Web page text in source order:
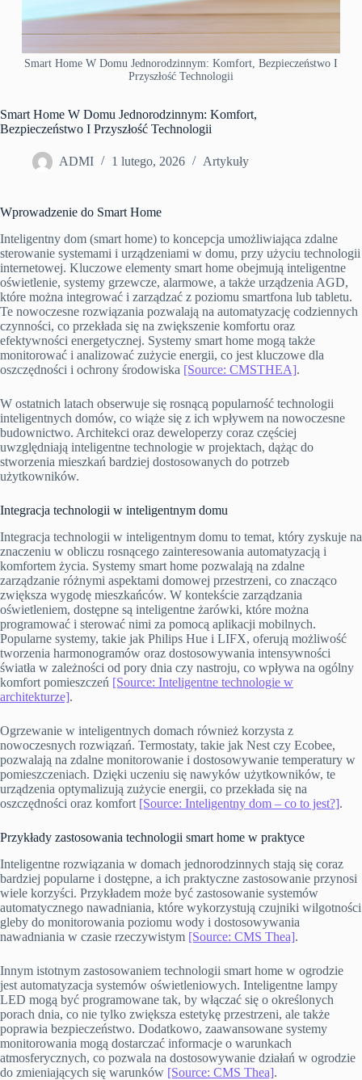
Smart Home W Domu Jednorodzinnym: Komfort, Bezpieczeństwo I
Przyszłość Technologii
Smart Home W Domu Jednorodzinnym: Komfort,
Bezpieczeństwo I Przyszłość Technologii
ADMI 1 lutego, 2026 Artykuły
Wprowadzenie do Smart Home
Inteligentny dom (smart home) to koncepcja umożliwiająca zdalne
sterowanie systemami i urządzeniami w domu, przy użyciu technologii
internetowej. Kluczowe elementy smart home obejmują inteligentne
oświetlenie, systemy grzewcze, alarmowe, a także urządzenia AGD,
które można integrować i zarządzać z poziomu smartfona lub tabletu.
Te nowoczesne rozwiązania pozwalają na automatyzację codziennych
czynności, co przekłada się na zwiększenie komfortu oraz
efektywności energetycznej. Systemy smart home mogą także
monitorować i analizować zużycie energii, co jest kluczowe dla
oszczędności i ochrony środowiska [Source: CMSTHEA].
W ostatnich latach obserwuje się rosnącą popularność technologii
inteligentnych domów, co wiąże się z ich wpływem na nowoczesne
budownictwo. Architekci oraz deweloperzy coraz częściej
uwzględniają inteligentne technologie w projektach, dążąc do
stworzenia mieszkań bardziej dostosowanych do potrzeb
użytkowników.
Integracja technologii w inteligentnym domu
Integracja technologii w inteligentnym domu to temat, który zyskuje na
znaczeniu w obliczu rosnącego zainteresowania automatyzacją i
komfortem życia. Systemy smart home pozwalają na zdalne
zarządzanie różnymi aspektami domowej przestrzeni, co znacząco
zwiększa wygodę mieszkańców. W kontekście zarządzania
oświetleniem, dostępne są inteligentne żarówki, które można
programować i sterować nimi za pomocą aplikacji mobilnych.
Popularne systemy, takie jak Philips Hue i LIFX, oferują możliwość
tworzenia harmonogramów oraz dostosowywania intensywności
światła w zależności od pory dnia czy nastroju, co wpływa na ogólny
komfort pomieszczeń [Source: Inteligentne technologie w
architekturze].
Ogrzewanie w inteligentnych domach również korzysta z
nowoczesnych rozwiązań. Termostaty, takie jak Nest czy Ecobee,
pozwalają na zdalne monitorowanie i dostosowywanie temperatury w
pomieszczeniach. Dzięki uczeniu się nawyków użytkowników, te
urządzenia optymalizują zużycie energii, co przekłada się na
oszczędności oraz komfort [Source: Inteligentny dom – co to jest?].
Przykłady zastosowania technologii smart home w praktyce
Inteligentne rozwiązania w domach jednorodzinnych stają się coraz
bardziej popularne i dostępne, a ich praktyczne zastosowanie przynosi
wiele korzyści. Przykładem może być zastosowanie systemów
automatycznego nawadniania, które wykorzystują czujniki wilgotności
gleby do monitorowania poziomu wody i dostosowywania
nawadniania w czasie rzeczywistym [Source: CMS Thea].
Innym istotnym zastosowaniem technologii smart home w ogrodzie
jest automatyzacja systemów oświetleniowych. Inteligentne lampy
LED mogą być programowane tak, by włączać się o określonych
porach dnia, co nie tylko zwiększa estetykę przestrzeni, ale także
poprawia bezpieczeństwo. Dodatkowo, zaawansowane systemy
monitorowania mogą dostarczać informacje o warunkach
atmosferycznych, co pozwala na dostosowywanie działań w ogrodzie
do zmieniających się warunków [Source: CMS Thea].